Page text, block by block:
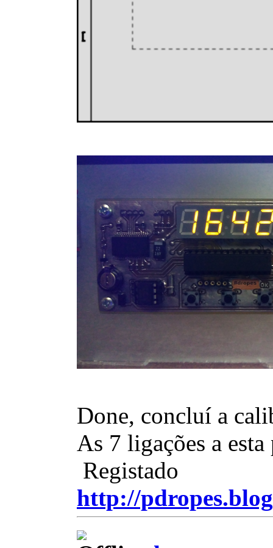
Done, concluí a
As 7 ligações a
Registado
http://